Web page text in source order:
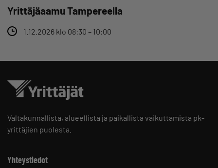
Yrittäjäaamu Tampereella
1.12.2026 klo 08:30 – 10:00
Valtakunnallista, alueellista ja paikallista vaikuttamista pk-
yrittäjien puolesta.
Yhteystiedot